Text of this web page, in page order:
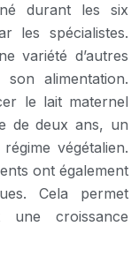
durant les six
les spécialistes.
variété d’autres
alimentation.
le lait maternel
de deux ans, un
végétalien.
ont également
Cela permet
une croissance